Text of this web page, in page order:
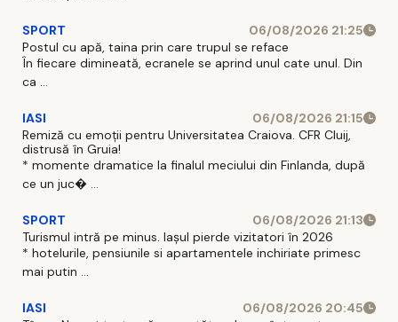
evenimentelor,
realizat de
care a
stârnit
reacții în
SPORT
06/08/2026 21:25
Postul cu apă, taina prin care trupul se reface
În fiecare dimineată, ecranele se aprind unul cate unul. Din
ca ...
IASI
06/08/2026 21:15
Remiză cu emoții pentru Universitatea Craiova. CFR Cluij,
distrusă în Gruia!
* momente dramatice la finalul meciului din Finlanda, după
ce un juc� ...
SPORT
06/08/2026 21:13
Turismul intră pe minus. Iașul pierde vizitatori în 2026
* hotelurile, pensiunile si apartamentele inchiriate primesc
mai putin ...
IASI
06/08/2026 20:45